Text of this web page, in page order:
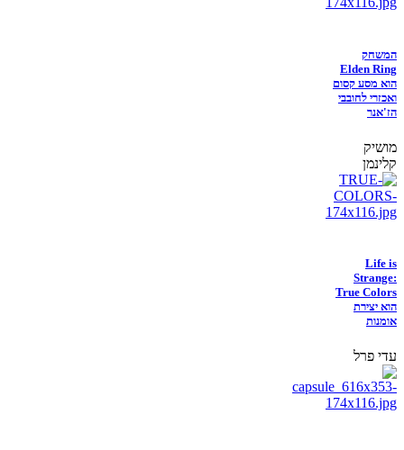
המשחק
Elden Ring
הוא מסע קסום
ואכזרי לחובבי
הז'אנר
מושיק
קלינמן
Life is
Strange:
True Colors
הוא יצירת
אומנות
עדי פרל